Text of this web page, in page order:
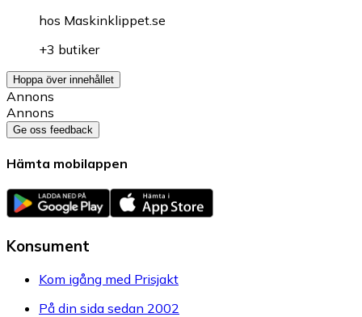
hos Maskinklippet.se
+3 butiker
Hoppa över innehållet
Annons
Annons
Ge oss feedback
Hämta mobilappen
Konsument
Kom igång med Prisjakt
På din sida sedan 2002